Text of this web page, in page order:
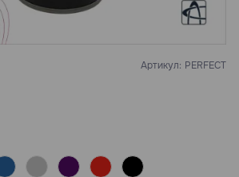
Артикул: PERFECT